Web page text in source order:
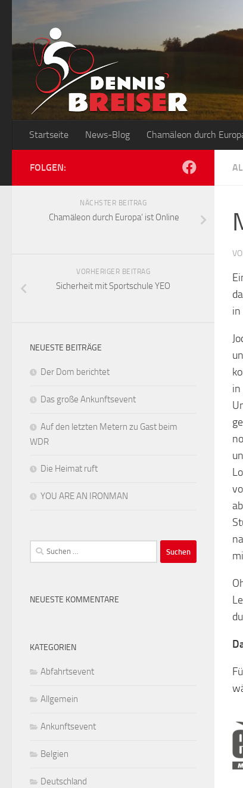
Startseite News-Blog Chamäleon durch
in
in
FOLGEN:
NÄCHSTER BEITRAG
‚Chamäleon durch Europa‘ ist Online
VORHERIGER BEITRAG
Sicherheit mit Sportschule YEO
NEUESTE BEITRÄGE
Der Dom berichtet
Das große Ankunftsevent
Auf den letzten Metern zu Gast beim
WDR
Die Heimat ruft
YOU ARE AN IRONMAN
Suchen
nach:
NEUESTE KOMMENTARE
KATEGORIEN
Abfahrtsevent
Allgemein
Ankunftsevent
Belgien
Deutschland